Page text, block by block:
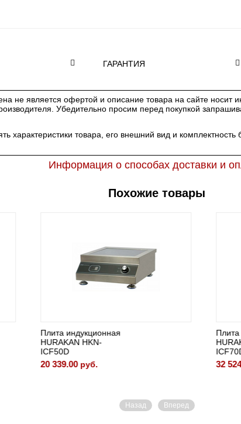
ГАРАНТИЯ
не является офертой и описание товара на сайте носит
Убедительно просим перед покупкой
характеристики товара, его внешний вид и
Информация о способах доставки и
Похожие товары
индукционная
HKN-
руб.
Плита
HURAKAN HKN-
руб.
Назад Вперед